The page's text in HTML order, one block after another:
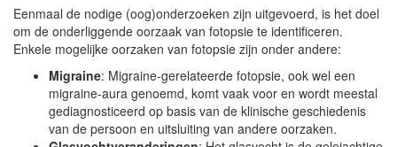
Eenmaal de nodige (oog)onderzoeken zijn uitgevoerd, is het doel
om de onderliggende oorzaak van fotopsie te identificeren.
Enkele mogelijke oorzaken van fotopsie zijn onder andere:
Migraine: Migraine-gerelateerde fotopsie, ook wel een
migraine-aura genoemd, komt vaak voor en wordt meestal
gediagnosticeerd op basis van de klinische geschiedenis
van de persoon en uitsluiting van andere oorzaken.